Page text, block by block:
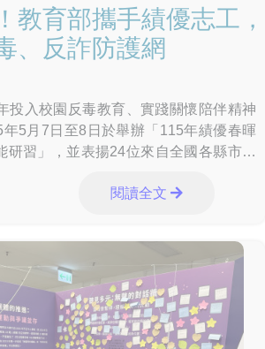
教育部攜手績優志工，
、反詐防護網
入校園反毒教育、實踐關懷陪伴精神
5月7日至8日於舉辦「115年績優春暉
研習」，並表揚24位來自全國各縣市的
閱讀全文